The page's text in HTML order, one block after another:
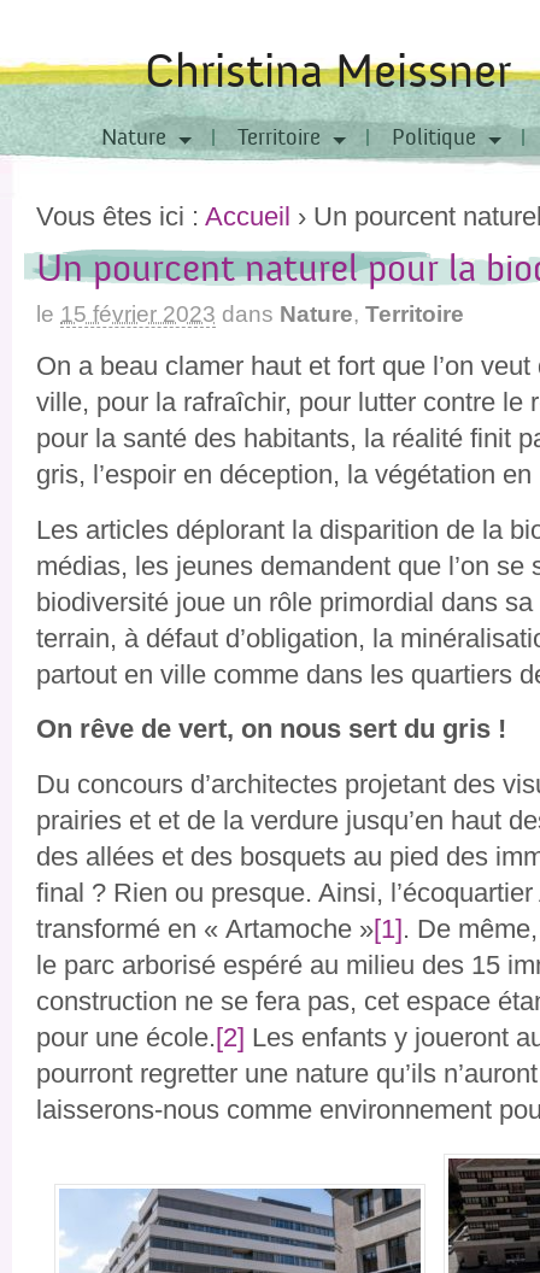
Christina Meissner
Nature Territoire Politique
Vous êtes ici : Accueil › Un pourcent
Un pourcent naturel pour la
le 15 février 2023 dans Nature, Territoire
On a beau clamer haut et fort que l’on
ville, pour la rafraîchir, pour lutter contre le
pour la santé des habitants, la réalité finit
gris, l’espoir en déception, la végétation en
Les articles déplorant la disparition de la
médias, les jeunes demandent que l’on
biodiversité joue un rôle primordial dans
terrain, à défaut d’obligation, la
partout en ville comme dans les quartiers
On rêve de vert, on nous sert du gris !
Du concours d’architectes projetant des
prairies et et de la verdure jusqu’en haut
des allées et des bosquets au pied des
final ? Rien ou presque. Ainsi,
transformé en « Artamoche »[1]. De
le parc arborisé espéré au milieu des 15
construction ne se fera pas, cet espace
pour une école.[2] Les enfants y joueront
pourront regretter une nature qu’ils
laisserons-nous comme environnement